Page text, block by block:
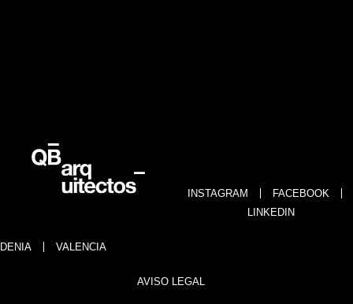
INSTAGRAM
FACEBOOK
LINKEDIN
AVISO LEGAL
DENIA VALENCIA